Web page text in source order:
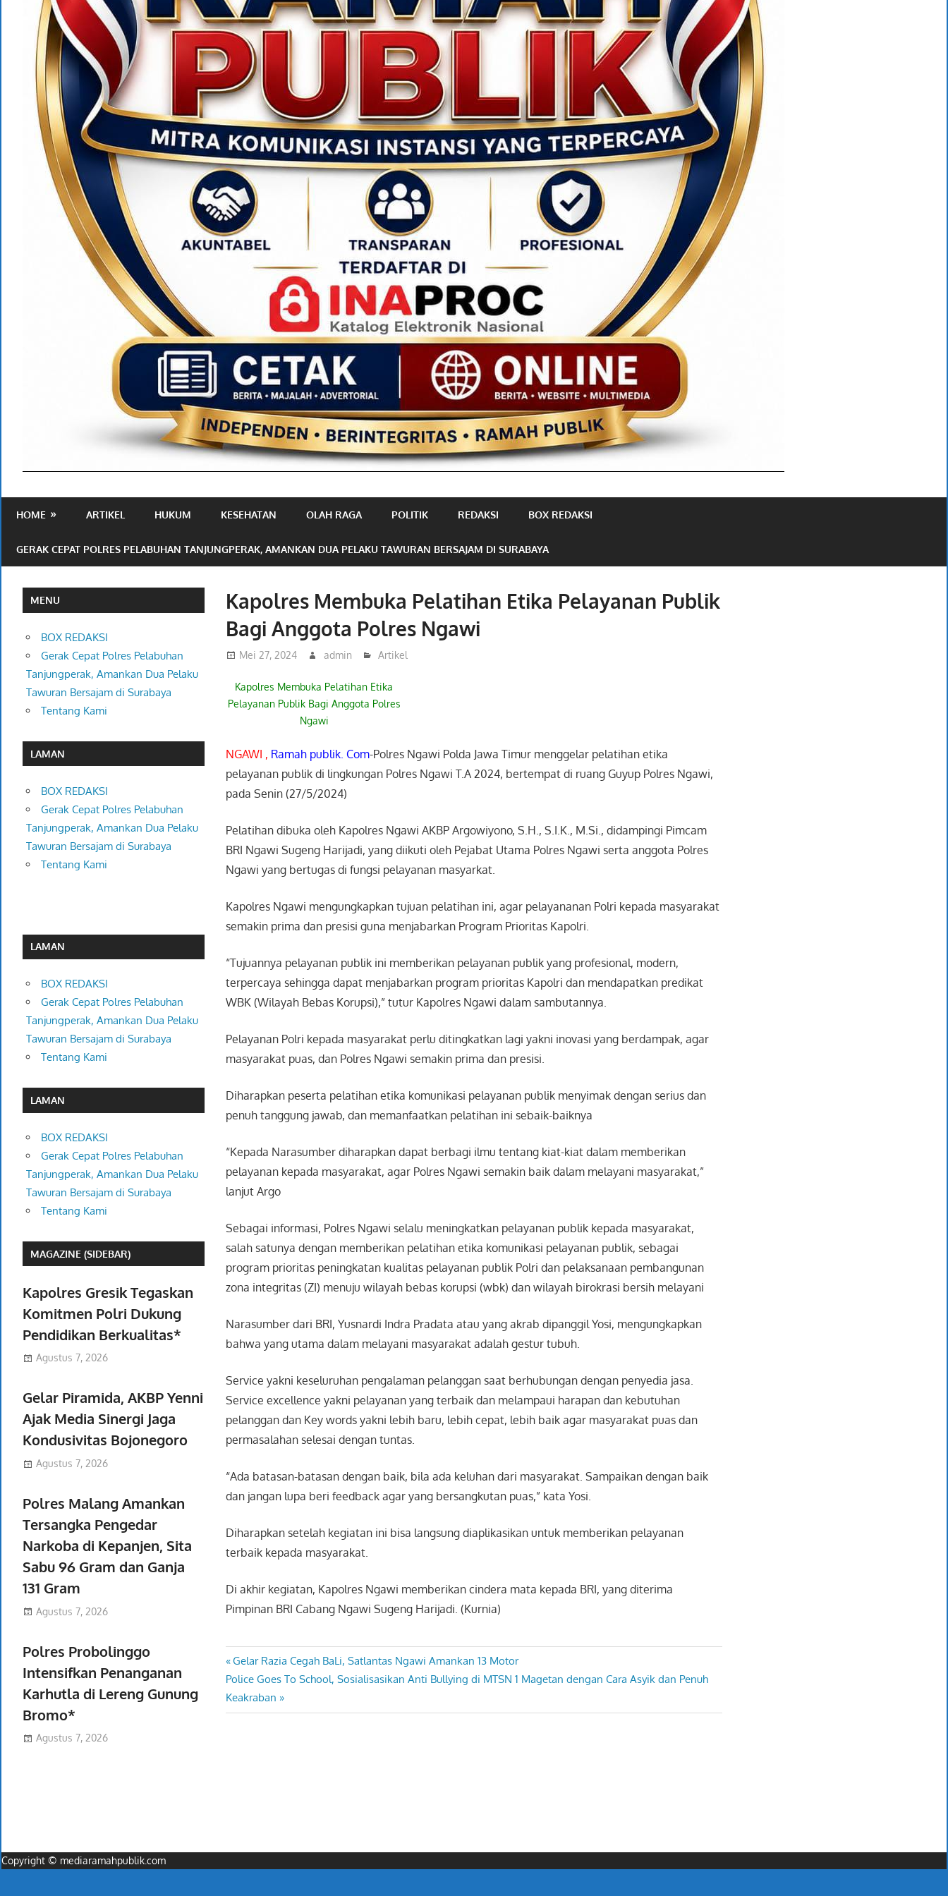
Publik
HOME ARTIKEL HUKUM KESEHATAN OLAH RAGA POLITIK REDAKSI BOX REDAKSI
GERAK CEPAT POLRES PELABUHAN TANJUNGPERAK, AMANKAN DUA PELAKU TAWURAN BERSAJAM DI SURABAYA
Kapolres Membuka Pelatihan Etika Pelayanan Publik
Bagi Anggota Polres Ngawi
Mei 27, 2024 admin Artikel
Kapolres Membuka Pelatihan Etika
Pelayanan Publik Bagi Anggota Polres
Ngawi
NGAWI , Ramah publik. Com-Polres Ngawi Polda Jawa Timur menggelar pelatihan etika
pelayanan publik di lingkungan Polres Ngawi T.A 2024, bertempat di ruang Guyup Polres Ngawi,
pada Senin (27/5/2024)
Pelatihan dibuka oleh Kapolres Ngawi AKBP Argowiyono, S.H., S.I.K., M.Si., didampingi Pimcam
BRI Ngawi Sugeng Harijadi, yang diikuti oleh Pejabat Utama Polres Ngawi serta anggota Polres
Ngawi yang bertugas di fungsi pelayanan masyarkat.
Kapolres Ngawi mengungkapkan tujuan pelatihan ini, agar pelayananan Polri kepada masyarakat
semakin prima dan presisi guna menjabarkan Program Prioritas Kapolri.
“Tujuannya pelayanan publik ini memberikan pelayanan publik yang profesional, modern,
terpercaya sehingga dapat menjabarkan program prioritas Kapolri dan mendapatkan predikat
WBK (Wilayah Bebas Korupsi),” tutur Kapolres Ngawi dalam sambutannya.
Pelayanan Polri kepada masyarakat perlu ditingkatkan lagi yakni inovasi yang berdampak, agar
masyarakat puas, dan Polres Ngawi semakin prima dan presisi.
Diharapkan peserta pelatihan etika komunikasi pelayanan publik menyimak dengan serius dan
penuh tanggung jawab, dan memanfaatkan pelatihan ini sebaik-baiknya
“Kepada Narasumber diharapkan dapat berbagi ilmu tentang kiat-kiat dalam memberikan
pelayanan kepada masyarakat, agar Polres Ngawi semakin baik dalam melayani masyarakat,”
lanjut Argo
Sebagai informasi, Polres Ngawi selalu meningkatkan pelayanan publik kepada masyarakat,
salah satunya dengan memberikan pelatihan etika komunikasi pelayanan publik, sebagai
program prioritas peningkatan kualitas pelayanan publik Polri dan pelaksanaan pembangunan
zona integritas (ZI) menuju wilayah bebas korupsi (wbk) dan wilayah birokrasi bersih melayani
Narasumber dari BRI, Yusnardi Indra Pradata atau yang akrab dipanggil Yosi, mengungkapkan
bahwa yang utama dalam melayani masyarakat adalah gestur tubuh.
Service yakni keseluruhan pengalaman pelanggan saat berhubungan dengan penyedia jasa.
Service excellence yakni pelayanan yang terbaik dan melampaui harapan dan kebutuhan
pelanggan dan Key words yakni lebih baru, lebih cepat, lebih baik agar masyarakat puas dan
permasalahan selesai dengan tuntas.
“Ada batasan-batasan dengan baik, bila ada keluhan dari masyarakat. Sampaikan dengan baik
dan jangan lupa beri feedback agar yang bersangkutan puas,” kata Yosi.
Diharapkan setelah kegiatan ini bisa langsung diaplikasikan untuk memberikan pelayanan
terbaik kepada masyarakat.
Di akhir kegiatan, Kapolres Ngawi memberikan cindera mata kepada BRI, yang diterima
Pimpinan BRI Cabang Ngawi Sugeng Harijadi. (Kurnia)
Navigasi
pos
Previous
Post:
Gelar Razia Cegah BaLi, Satlantas Ngawi Amankan 13 Motor
Next
Post:
Police Goes To School, Sosialisasikan Anti Bullying di MTSN 1 Magetan dengan Cara Asyik dan Penuh
Keakraban
MENU
BOX REDAKSI
Gerak Cepat Polres Pelabuhan
Tanjungperak, Amankan Dua Pelaku
Tawuran Bersajam di Surabaya
Tentang Kami
LAMAN
BOX REDAKSI
Gerak Cepat Polres Pelabuhan
Tanjungperak, Amankan Dua Pelaku
Tawuran Bersajam di Surabaya
Tentang Kami
LAMAN
BOX REDAKSI
Gerak Cepat Polres Pelabuhan
Tanjungperak, Amankan Dua Pelaku
Tawuran Bersajam di Surabaya
Tentang Kami
LAMAN
BOX REDAKSI
Gerak Cepat Polres Pelabuhan
Tanjungperak, Amankan Dua Pelaku
Tawuran Bersajam di Surabaya
Tentang Kami
MAGAZINE (SIDEBAR)
Kapolres Gresik Tegaskan
Komitmen Polri Dukung
Pendidikan Berkualitas*
Agustus 7, 2026
Gelar Piramida, AKBP Yenni
Ajak Media Sinergi Jaga
Kondusivitas Bojonegoro
Agustus 7, 2026
Polres Malang Amankan
Tersangka Pengedar
Narkoba di Kepanjen, Sita
Sabu 96 Gram dan Ganja
131 Gram
Agustus 7, 2026
Polres Probolinggo
Intensifkan Penanganan
Karhutla di Lereng Gunung
Bromo*
Agustus 7, 2026
Copyright © mediaramahpublik.com